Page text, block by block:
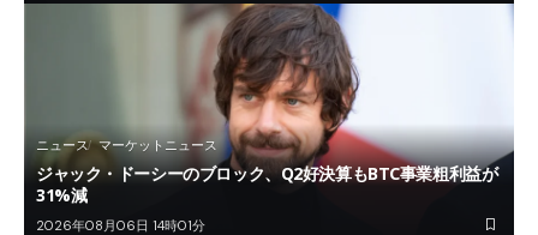
ニュース マーケットニュース
ジャック・ドーシーのブロック、Q2好決算もBTC事業粗利益が
31%減
2026年08月06日 14時01分